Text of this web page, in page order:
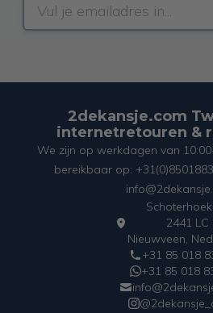
2dekansje.com
internetretouren &
We zijn op werkdagen van
bereikbaar op:
2441 LC
Nieuwveen,
+31 85 018
+31 85 018